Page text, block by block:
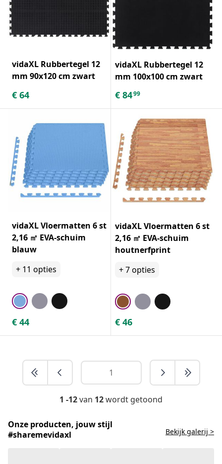
vidaXL Rubbertegel 12
mm 90x120 cm zwart
€ 64
vidaXL Rubbertegel 12
mm 100x100 cm zwart
€ 8499
vidaXL Vloermatten 6 st
2,16 ㎡ EVA-schuim
blauw
+ 11 opties
€ 44
vidaXL Vloermatten 6 st
2,16 ㎡ EVA-schuim
houtnerfprint
+7opties
€ 46
1 -12van 12wordt getoond
Onze producten, jouw stijl
#sharemevidaxl
Bekijk galerij >